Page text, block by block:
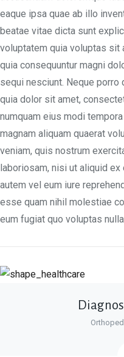
eaque ipsa quae ab illo
beatae vitae dicta sunt
voluptatem quia voluptas sit
quia consequuntur magni
sequi nesciunt. Neque
quia dolor sit amet,
numquam eius modi
magnam aliquam quaerat
veniam, quis nostrum
laboriosam, nisi ut aliquid
autem vel eum iure
esse quam nihil molestiae
eum fugiat quo voluptas